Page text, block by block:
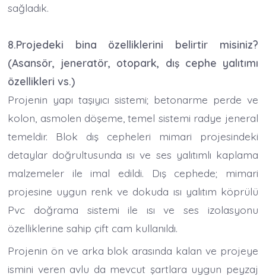
sağladık.
8.Projedeki bina özelliklerini belirtir misiniz?
(Asansör, jeneratör, otopark, dış cephe yalıtımı
özellikleri vs.)
Projenin yapı taşıyıcı sistemi; betonarme perde ve
kolon, asmolen döşeme, temel sistemi radye jeneral
temeldir. Blok dış cepheleri mimari projesindeki
detaylar doğrultusunda ısı ve ses yalıtımlı kaplama
malzemeler ile imal edildi. Dış cephede; mimari
projesine uygun renk ve dokuda ısı yalıtım köprülü
Pvc doğrama sistemi ile ısı ve ses izolasyonu
özelliklerine sahip çift cam kullanıldı.
Projenin ön ve arka blok arasında kalan ve projeye
ismini veren avlu da mevcut şartlara uygun peyzaj